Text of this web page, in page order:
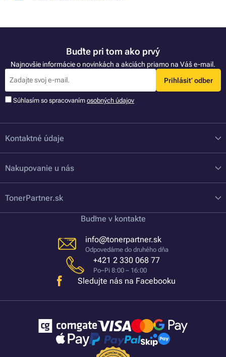
Buďte pri tom ako prvý
Najnovšie informácie o novinkách a akciách priamo na Váš e-mail.
Prihlásiť odber
Súhlasím so spracovaním osobných údajov
Kontaktné údaje
Nakupovanie u nás
TonerPartner.sk
Buďme v kontakte
info@tonerpartner.sk
Odpovedáme do druhého dňa
+421 2 330 068 77
Po–Pi 8:00 – 16:00
Sledujte nás na Facebooku